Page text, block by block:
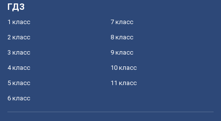
ГДЗ
1 класс
2 класс
3 класс
4 класс
5 класс
6 класс
7 класс
8 класс
9 класс
10 класс
11 класс